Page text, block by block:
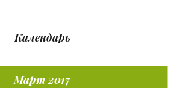
Календарь
Март 2017